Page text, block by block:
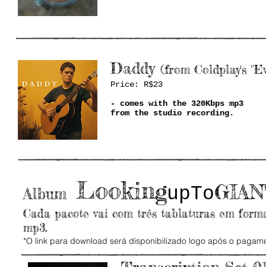
Daddy (from Coldplay's
Price: R$23
- comes with the 320Kbps mp3
from the studio recording.
Album LookingupTo
Cada pacote vai com três tablaturas em
mp3.
*O link para download será disponibilizado logo após o